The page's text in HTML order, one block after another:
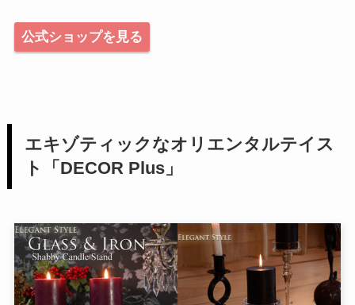
公式ショップを見る
エキゾティックなオリエンタルテイス
ト「DECOR Plus」